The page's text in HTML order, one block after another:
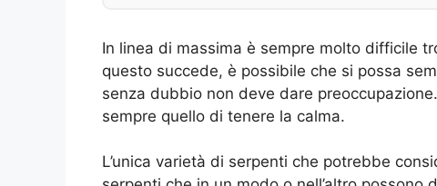
In linea di massima è sempre molto difficile
questo succede, è possibile che si possa
senza dubbio non deve dare
sempre quello di tenere la calma.
L’unica varietà di serpenti che potrebbe